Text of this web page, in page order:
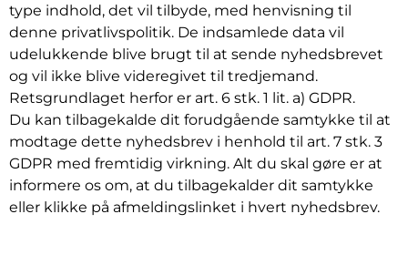
type indhold, det vil tilbyde, med henvisning til
denne privatlivspolitik. De indsamlede data vil
udelukkende blive brugt til at sende nyhedsbrevet
og vil ikke blive videregivet til tredjemand.
Retsgrundlaget herfor er art. 6 stk. 1 lit. a) GDPR.
Du kan tilbagekalde dit forudgående samtykke til at
modtage dette nyhedsbrev i henhold til art. 7 stk. 3
GDPR med fremtidig virkning. Alt du skal gøre er at
informere os om, at du tilbagekalder dit samtykke
eller klikke på afmeldingslinket i hvert nyhedsbrev.